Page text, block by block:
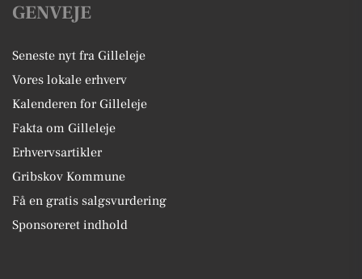
GENVEJE
Seneste nyt fra Gilleleje
Vores lokale erhverv
Kalenderen for Gilleleje
Fakta om Gilleleje
Erhvervsartikler
Gribskov Kommune
Få en gratis salgsvurdering
Sponsoreret indhold